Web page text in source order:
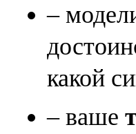
–
какой
– ваше